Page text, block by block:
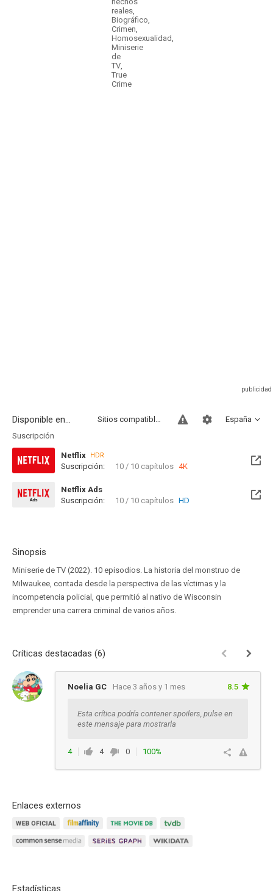
reales,
Biográfico,
Crimen,
Homosexualidad,
Miniserie
de
TV,
True
Crime
Disponible en... España
Sitios compatibles
Suscripción
Netflix HDR
Suscripción: 10 / 10 capítulos 4K
Netflix Ads
Suscripción:
10 / 10 capítulos HD
Sinopsis
Miniserie de TV (2022). 10 episodios. La historia del monstruo de
Milwaukee, contada desde la perspectiva de las víctimas y la
incompetencia policial, que permitió al nativo de Wisconsin
emprender una carrera criminal de varios años.
Críticas destacadas (6)
Noelia GC Hace 3 años y 1 mes 8.5
Esta crítica podría contener spoilers, pulse en
este mensaje para mostrarla
4 4 0
100%
Enlaces externos
Estadísticas